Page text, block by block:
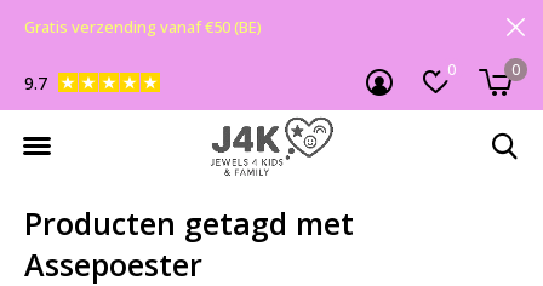
0 0
9.7
Gratis verzending vanaf €50 (BE)
Producten getagd met
Assepoester